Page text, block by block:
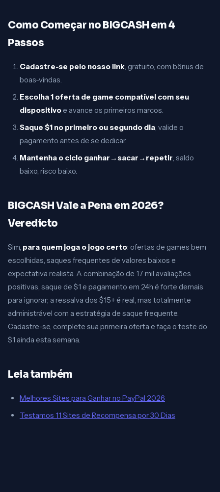
Como Começar no BIGCASH em 4
Passos
Cadastre-se pelo nosso link, gratuito, com bônus de
boas-vindas.
Escolha 1 oferta de game compatível com seu
dispositivo e avance os primeiros marcos.
Saque $1 no primeiro ou segundo dia, valide o
pagamento antes de se dedicar.
Mantenha o ciclo ganhar→sacar→repetir, saldo
baixo, risco baixo.
BIGCASH Vale a Pena em 2026?
Veredicto
Sim, para quem joga o jogo certo: ofertas de games bem
escolhidas, saques frequentes de valores baixos e
expectativa realista. A combinação de 17 mil avaliações
positivas, saque de $1 e pagamento em 24h é forte demais
para ignorar; a ressalva dos $15+ é real, mas totalmente
administrável com a estratégia de saque frequente.
Cadastre-se, complete sua primeira oferta e faça o teste do
$1 ainda esta semana.
Leia também
Melhores Sites para Ganhar no PayPal 2026
Testamos 11 Sites de Recompensa por 30 Dias